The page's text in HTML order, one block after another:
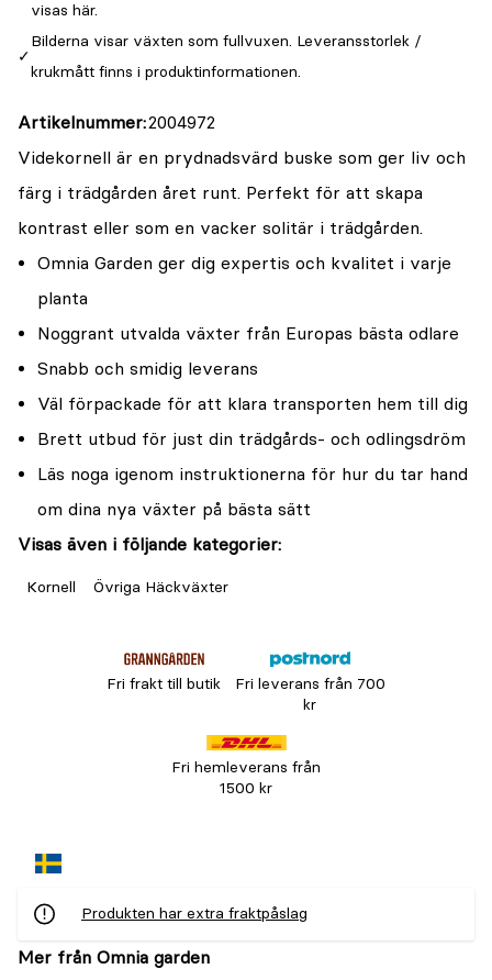
visas här.
Bilderna visar växten som fullvuxen. Leveransstorlek /
krukmått finns i produktinformationen.
Artikelnummer 2004972
Videkornell är en prydnadsvärd buske som ger liv och
färg i trädgården året runt. Perfekt för att skapa
kontrast eller som en vacker solitär i trädgården.
Omnia Garden ger dig expertis och kvalitet i varje
planta
Noggrant utvalda växter från Europas bästa odlare
Snabb och smidig leverans
Väl förpackade för att klara transporten hem till dig
Brett utbud för just din trädgårds- och odlingsdröm
Läs noga igenom instruktionerna för hur du tar hand
om dina nya växter på bästa sätt
Visas även i följande kategorier:
Kornell Övriga Häckväxter
Fri frakt till butik
Fri leverans från 700
kr
Fri hemleverans från
1500 kr
Produkten har extra fraktpåslag
Mer från Omnia garden